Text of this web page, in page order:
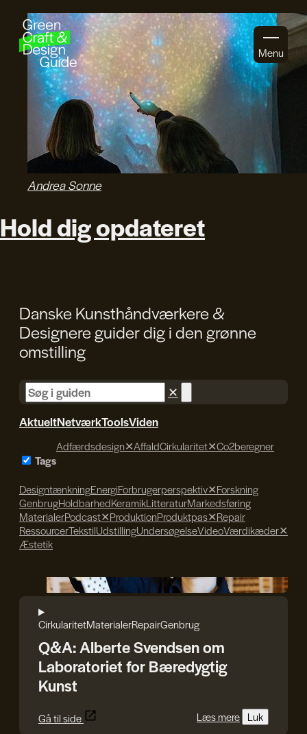
Gå til indhold
Menu
Andrea Sonne
Hold dig opdateret
Danske Kunsthåndværkere &
Designere guider dig i dengrønne
omstilling
✕
AktueltNetværkToolsViden
Tags
Adfærdsdesign✕AffaldCirkularitet✕Co2beregner
DesigntænkningEnergiForbrugerperspektiv✕Forskning
GenbrugHoldbarhedKeramikLitteraturMarkedsføring
MaterialerPodcast✕ProduktionProduktpas✕Repair
RessourcerTekstilUdstillingUndersøgelseVideoVærdikæder✕
Æstetik
Søren Svendsen
CirkularitetMaterialerRepairGenbrug
Q&A: Alberte Svendsen om
Laboratoriet for Bæredygtig
Kunst
Gå til side Læs mere Luk